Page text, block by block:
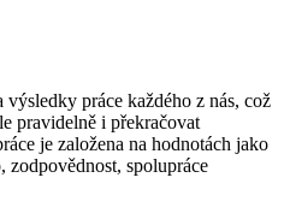
práce každého z nás, což
pravidelně i překračovat
je založena na hodnotách jako
zodpovědnost, spolupráce